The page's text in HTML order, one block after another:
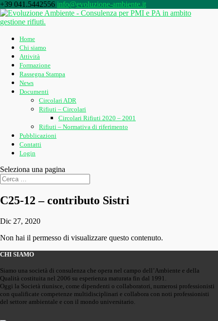
+39 041.5442556 info@evoluzione-ambiente.it
Home
Chi siamo
Attività
Formazione
Rassegna Stampa
News
Documenti
Circolari ADR
Rifiuti – Circolari
Circolari Rifiuti 2020 – 2001
Rifiuti – Normativa di riferimento
Pubblicazioni
Contatti
Login
Seleziona una pagina
C25-12 – contributo Sistri
Dic 27, 2020
Non hai il permesso di visualizzare questo contenuto.
CHI SIAMO
Siamo una società di consulenza che opera nel campo dell’Ambiente e della
Qualità costituita nel 2006 su esperienza maturata fin dal 1991.
Oggi la Società riunisce, come dipendenti o collaboratori, numerosi professionisti
con qualificate competenze multidisciplinari e collabora con noti professionisti
del settore ambientale e con il mondo universitario.